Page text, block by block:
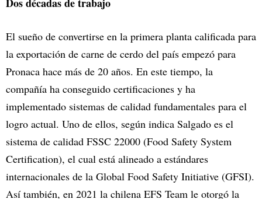
El sueño de convertirse en la primera planta calificada para
la exportación de carne de cerdo del país empezó para
Pronaca hace más de 20 años. En este tiempo, la
compañía ha conseguido certificaciones y ha
implementado sistemas de calidad fundamentales para el
logro actual. Uno de ellos, según indica Salgado es el
sistema de calidad FSSC 22000 (Food Safety System
Certification), el cual está alineado a estándares
internacionales de la Global Food Safety Initiative (GFSI).
Así también, en 2021 la chilena EFS Team le otorgó la